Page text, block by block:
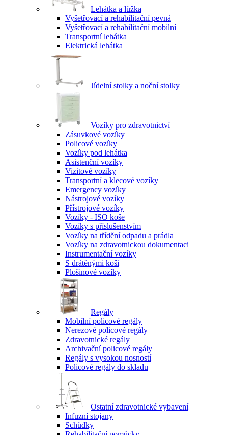
Lehátka a lůžka
Vyšetřovací a rehabilitační pevná
Vyšetřovací a rehabilitační mobilní
Transportní lehátka
Elektrická lehátka
Jídelní stolky a noční stolky
Vozíky pro zdravotnictví
Zásuvkové vozíky
Policové vozíky
Vozíky pod lehátka
Asistenční vozíky
Vizitové vozíky
Transportní a klecové vozíky
Emergency vozíky
Nástrojové vozíky
Přístrojové vozíky
Vozíky - ISO koše
Vozíky s příslušenstvím
Vozíky na třídění odpadu a prádla
Vozíky na zdravotnickou dokumentaci
Instrumentační vozíky
S drátěnými koši
Plošinové vozíky
Regály
Mobilní policové regály
Nerezové policové regály
Zdravotnické regály
Archivační policové regály
Regály s vysokou nosností
Policové regály do skladu
Ostatní zdravotnické vybavení
Infuzní stojany
Schůdky